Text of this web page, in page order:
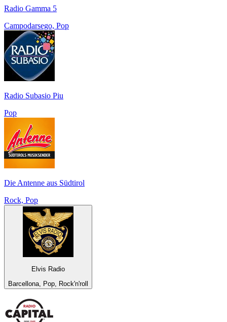
Radio Gamma 5
Campodarsego, Pop
Radio Subasio Piu
Pop
Die Antenne aus Südtirol
Rock, Pop
Elvis Radio
Barcellona, Pop, Rock'n'roll